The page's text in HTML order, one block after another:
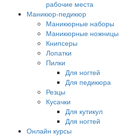
рабочие места
Маникюр-педикюр
Маникюрные наборы
Маникюрные ножницы
Книпсеры
Лопатки
Пилки
Для ногтей
Для педикюра
Резцы
Кусачки
Для кутикул
Для ногтей
Онлайн курсы